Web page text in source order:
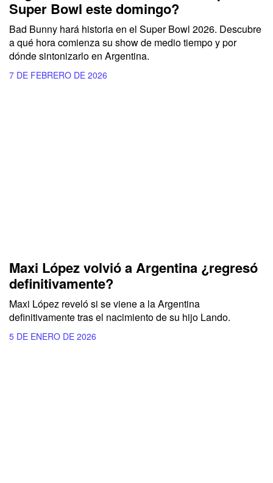
Super Bowl este domingo?
Bad Bunny hará historia en el Super Bowl 2026. Descubre
a qué hora comienza su show de medio tiempo y por
dónde sintonizarlo en Argentina.
7 DE FEBRERO DE 2026
Maxi López volvió a Argentina ¿regresó
definitivamente?
Maxi López reveló si se viene a la Argentina
definitivamente tras el nacimiento de su hijo Lando.
5 DE ENERO DE 2026